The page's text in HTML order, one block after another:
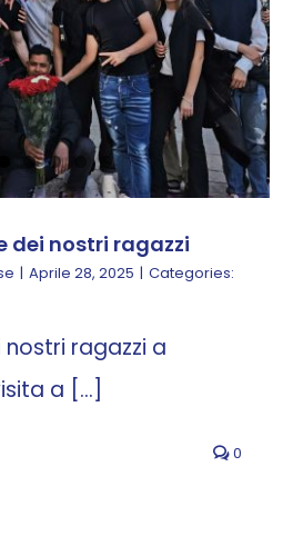
dei nostri ragazzi
| Aprile 28, 2025 | Categories:
ragazzi a
a [...]
0